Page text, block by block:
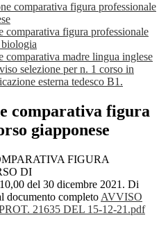
comparativa figura professionale
comparativa figura professionale
comparativa madre lingua inglese
selezione per n. 1 corso in
esterna tedesco B1.
comparativa figura
giapponese
FIGURA
DI
del 30 dicembre 2021. Di
documento completo AVVISO
21635 DEL 15-12-21.pdf